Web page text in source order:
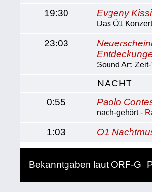
19:30
Evgeny
Das Ö1
23:03
Sound Art: Zeit-
NACHT
0:55
Paolo
nach-gehört -
1:03 Ö1
Bekanntgaben laut ORF-G